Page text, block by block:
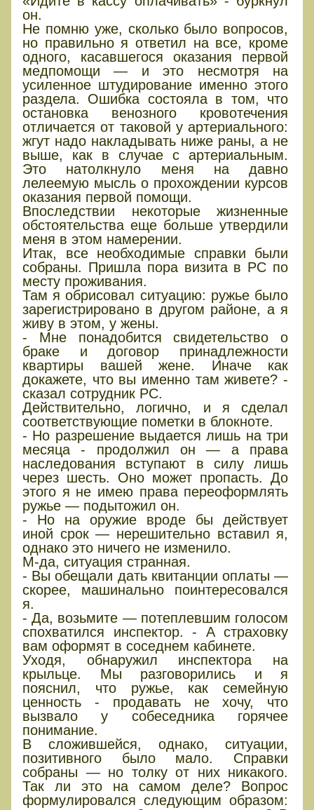
он.
Не помню уже, сколько было вопросов,
но правильно я ответил на все, кроме
одного, касавшегося оказания первой
медпомощи — и это несмотря на
усиленное штудирование именно этого
раздела. Ошибка состояла в том, что
остановка венозного кровотечения
отличается от таковой у артериального:
жгут надо накладывать ниже раны, а не
выше, как в случае с артериальным.
Это натолкнуло меня на давно
лелеемую мысль о прохождении курсов
оказания первой помощи.
Впоследствии некоторые жизненные
обстоятельства еще больше утвердили
меня в этом намерении.
Итак, все необходимые справки были
собраны. Пришла пора визита в РС по
месту проживания.
Там я обрисовал ситуацию: ружье было
зарегистрировано в другом районе, а я
живу в этом, у жены.
- Мне понадобится свидетельство о
браке и договор принадлежности
квартиры вашей жене. Иначе как
докажете, что вы именно там живете? -
сказал сотрудник РС.
Действительно, логично, и я сделал
соответствующие пометки в блокноте.
- Но разрешение выдается лишь на три
месяца - продолжил он — а права
наследования вступают в силу лишь
через шесть. Оно может пропасть. До
этого я не имею права переоформлять
ружье — подытожил он.
- Но на оружие вроде бы действует
иной срок — нерешительно вставил я,
однако это ничего не изменило.
М-да, ситуация странная.
- Вы обещали дать квитанции оплаты —
скорее, машинально поинтересовался
я.
- Да, возьмите — потеплевшим голосом
спохватился инспектор. - А страховку
вам оформят в соседнем кабинете.
Уходя, обнаружил инспектора на
крыльце. Мы разговорились и я
пояснил, что ружье, как семейную
ценность - продавать не хочу, что
вызвало у собеседника горячее
понимание.
В сложившейся, однако, ситуации,
позитивного было мало. Справки
собраны — но толку от них никакого.
Так ли это на самом деле? Вопрос
формулировался следующим образом: